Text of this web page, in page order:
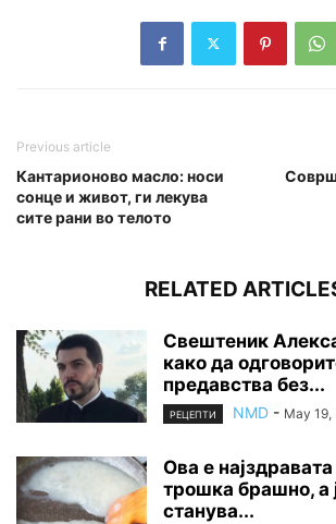
Previous article
Кантарионово масло: носи
сонце и живот, ги лекува
сите рани во телото
RELATED
Свештеник
како да
предавства без...
РЕЦЕПТИ NMD - May 19,
Ова е
трошка брашно, а
станува...